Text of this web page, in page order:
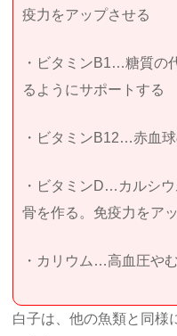
疫力をアップさせる
・ビタミンB1…糖質の
るようにサポートする
・ビタミンB12…赤血
・ビタミンD…カルシ
骨を作る。免疫力をア
・カリウム…高血圧や
白子は、他の魚類と同様